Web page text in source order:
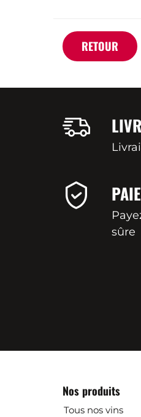
RETOUR
sûre
Nos produits
Tous nos vins